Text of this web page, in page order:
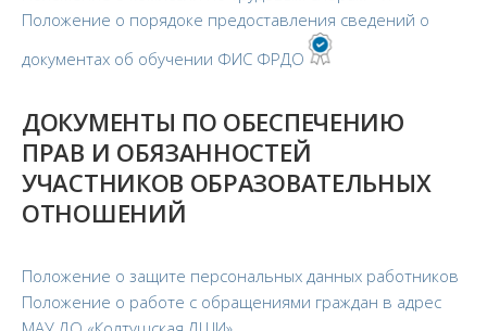
Положение о порядоке предоставления сведений о
документах об обучении ФИС ФРДО
ДОКУМЕНТЫ ПО ОБЕСПЕЧЕНИЮ
ПРАВ И ОБЯЗАННОСТЕЙ
УЧАСТНИКОВ ОБРАЗОВАТЕЛЬНЫХ
ОТНОШЕНИЙ
Положение о защите персональных данных работников
Положение о работе с обращениями граждан в адрес